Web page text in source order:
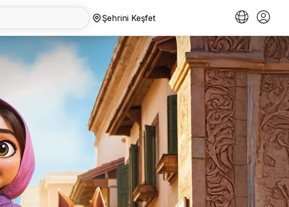
Şehrini Keşfet